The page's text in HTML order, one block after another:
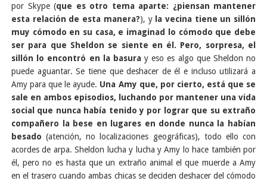
por Skype (que es otro tema aparte: ¿piensan mantener
esta relación de esta manera?), y la vecina tiene un sillón
muy cómodo en su casa, e imaginad lo cómodo que debe
ser para que Sheldon se siente en él. Pero, sorpresa, el
sillón lo encontró en la basuray eso es algo que Sheldon no
puede aguantar. Se tiene que deshacer de él e incluso utilizará a
Amy para que le ayude. Una Amy que, por cierto, está que se
sale en ambos episodios, luchando por mantener una vida
social que nunca había tenido y por lograr que su extraño
compañero la bese en lugares en donde nunca la habían
besado(atención, no localizaciones geográficas), todo ello con
acordes de arpa. Sheldon lucha y lucha y Amy lo hace también por
él, pero no es hasta que un extraño animal el que muerde a Amy
en el trasero cuando ambas chicas se deciden deshacer del cómodo